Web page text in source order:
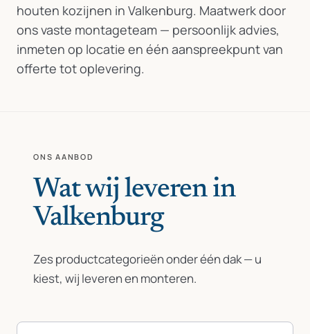
houten kozijnen in Valkenburg. Maatwerk door
ons vaste montageteam — persoonlijk advies,
inmeten op locatie en één aanspreekpunt van
offerte tot oplevering.
ONS AANBOD
Wat wij leveren in
Valkenburg
Zes productcategorieën onder één dak — u
kiest, wij leveren en monteren.